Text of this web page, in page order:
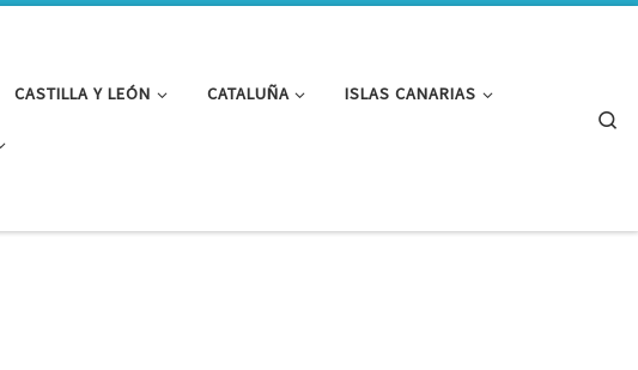
CASTILLA Y LEÓN CATALUÑA ISLAS CANARIAS